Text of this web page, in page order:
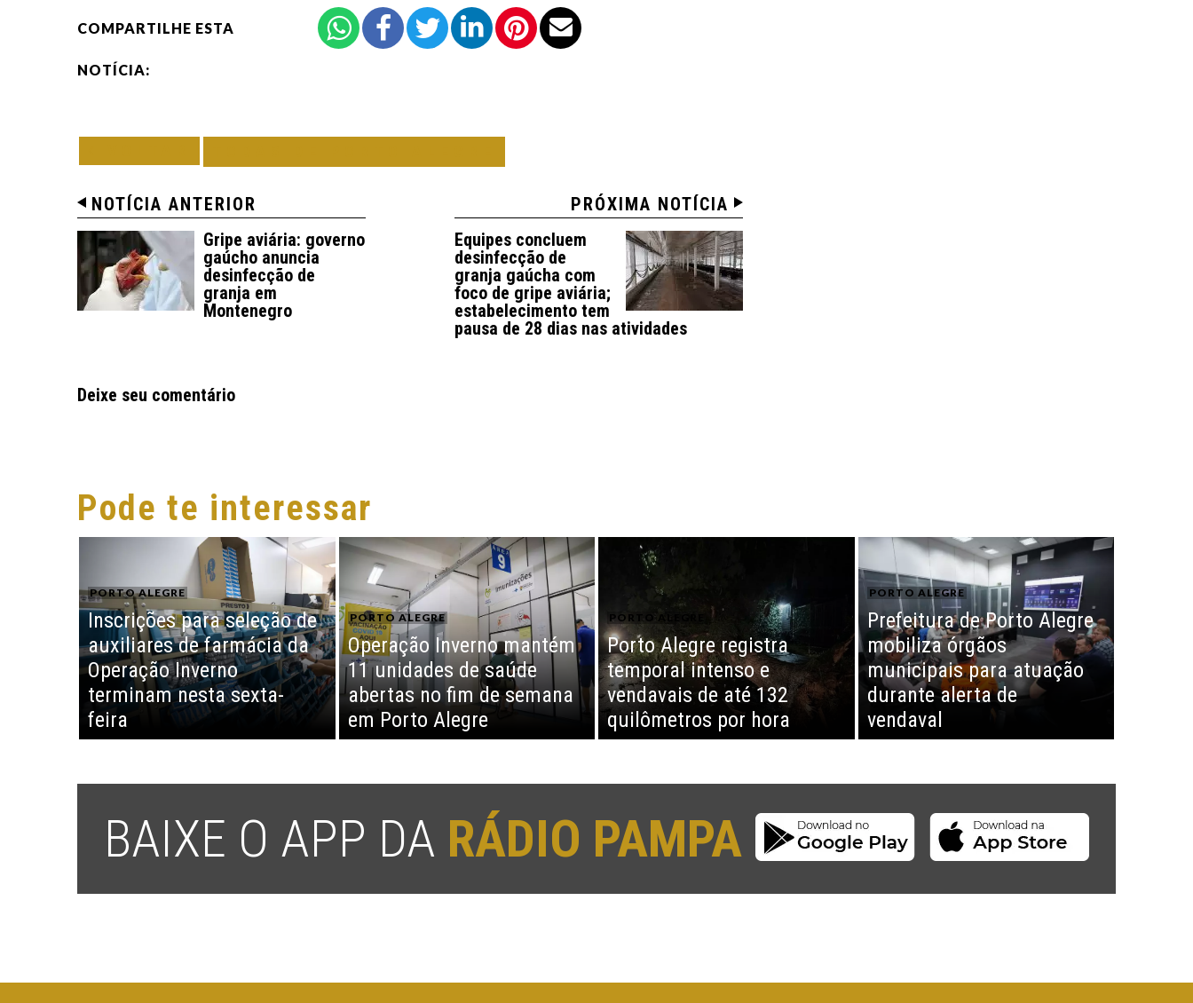
COMPARTILHE ESTA
NOTÍCIA:
NOTÍCIA ANTERIOR
Gripe aviária: governo
gaúcho anuncia
desinfecção de
granja em
Montenegro
PRÓXIMA NOTÍCIA
Equipes concluem
desinfecção de
granja gaúcha com
foco de gripe aviária;
estabelecimento tem
pausa de 28 dias nas atividades
Deixe seu comentário
Pode te interessar
PORTO ALEGRE
Inscrições para seleção de
auxiliares de farmácia da
Operação Inverno
terminam nesta sexta-
feira
PORTO ALEGRE
Operação Inverno mantém
11 unidades de saúde
abertas no fim de semana
em Porto Alegre
PORTO ALEGRE
Porto Alegre registra
temporal intenso e
vendavais de até 132
quilômetros por hora
PORTO ALEGRE
Prefeitura de Porto Alegre
mobiliza órgãos
municipais para atuação
durante alerta de
vendaval
BAIXE O APP DA RÁDIO PAMPA